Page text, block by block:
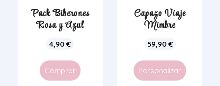
Pack Biberones
Rosa y Azul
4,90€
Comprar
Capazo Viaje
Mimbre
59,90 €
Personalizar